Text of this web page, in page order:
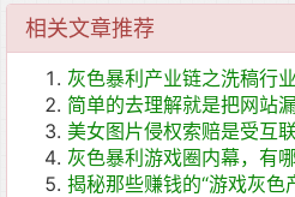
相关文章推荐
灰色暴利产业链之洗稿行业
简单的去理解就是把网站
美女图片侵权索赔是受互
灰色暴利游戏圈内幕，有
揭秘那些赚钱的“游戏灰色